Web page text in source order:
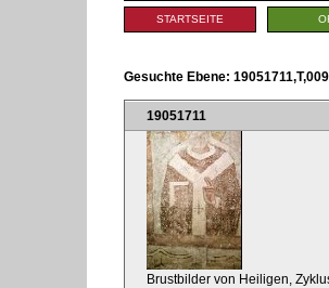
Sektionen
STARTSEITE
Gesuchte Ebene: 19051711,T,009
19051711
Brustbilder von Heiligen,